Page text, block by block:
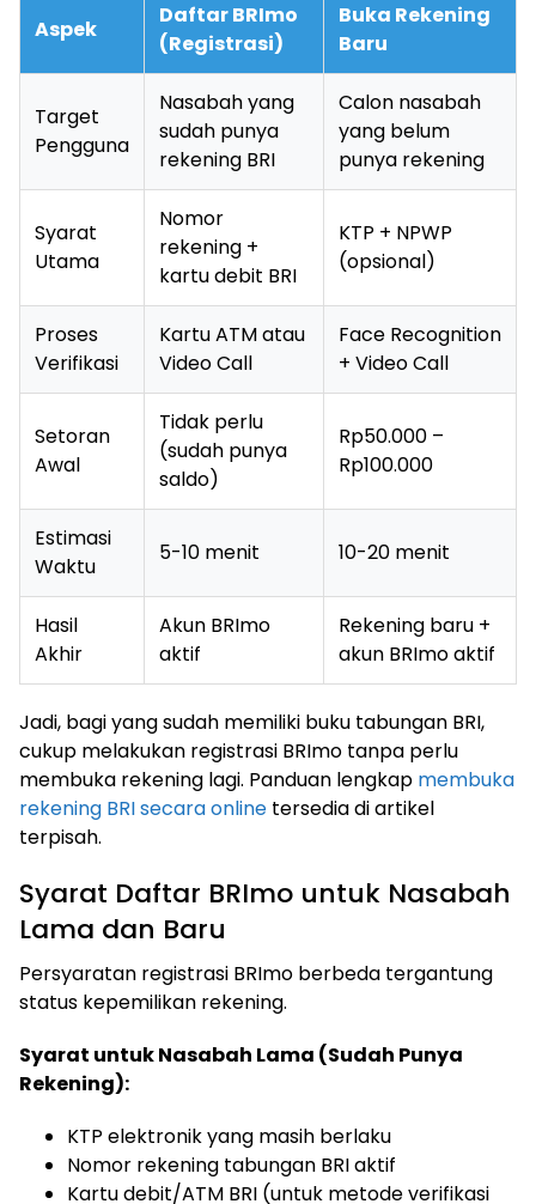
Aspek
Daftar BRImo
(Registrasi)
Buka Rekening
Baru
Target
Pengguna
Nasabah yang
sudah punya
rekening BRI
Calon nasabah
yang belum
punya rekening
Syarat
Utama
Nomor
rekening +
kartu debit BRI
KTP + NPWP
(opsional)
Proses
Verifikasi
Kartu ATM atau
Video Call
Face Recognition
+ Video Call
Setoran
Awal
Tidak perlu
(sudah punya
saldo)
Rp50.000 –
Rp100.000
Estimasi
Waktu
5-10 menit 10-20 menit
Hasil
Akhir
Akun BRImo
aktif
Rekening baru +
akun BRImo aktif
Jadi, bagi yang sudah memiliki buku tabungan BRI,
cukup melakukan registrasi BRImo tanpa perlu
membuka rekening lagi. Panduan lengkap membuka
rekening BRI secara online tersedia di artikel
terpisah.
Syarat Daftar BRImo untuk Nasabah
Lama dan Baru
Persyaratan registrasi BRImo berbeda tergantung
status kepemilikan rekening.
Syarat untuk Nasabah Lama (Sudah Punya
Rekening):
KTP elektronik yang masih berlaku
Nomor rekening tabungan BRI aktif
Kartu debit/ATM BRI (untuk metode verifikasi